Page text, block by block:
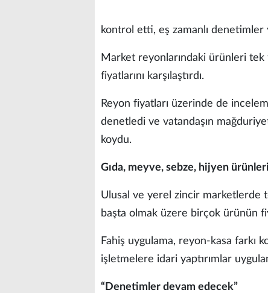
kontrol etti, eş zamanlı denetimler
Market reyonlarındaki ürünleri
fiyatlarını karşılaştırdı.
Reyon fiyatları üzerinde de
denetledi ve vatandaşın
koydu.
Gıda, meyve, sebze, hijyen
Ulusal ve yerel zincir marketlerde
başta olmak üzere birçok ürünün
Fahiş uygulama, reyon-kasa farkı
işletmelere idari yaptırımlar
“Denetimler devam edecek”